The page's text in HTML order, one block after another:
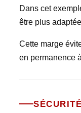
Dans cet
être plus
Cette marge
en permanence